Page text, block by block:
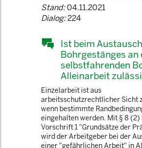
Stand:04.11.2021
Dialog:224
Ist beim
Bohrgestänges an
selbstfahrenden
Alleinarbeit
Einzelarbeit ist aus
arbeitsschutzrechtlicher Sicht
wenn bestimmte
eingehalten werden. Mit § 8 (2)
Vorschrift 1 "Grundsätze der
wird der Arbeitgeber bei der
einer "gefährlichen Arbeit" in